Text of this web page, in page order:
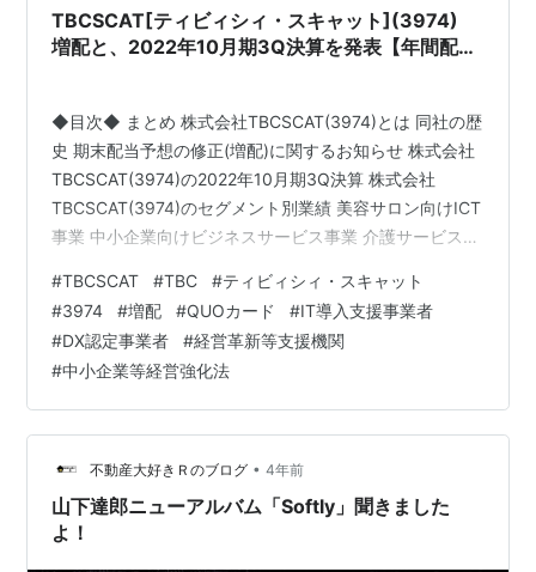
ず。。。厳密には先週から。…
TBCSCAT[ティビィシィ・スキャット](3974)
増配と、2022年10月期3Q決算を発表【年間配当
◆目次◆ まとめ 株式会社TBCSCAT(3974)とは 同社の歴
史 期末配当予想の修正(増配)に関するお知らせ 株式会社
TBCSCAT(3974)の2022年10月期3Q決算 株式会社
TBCSCAT(3974)のセグメント別業績 美容サロン向けICT
事業 中小企業向けビジネスサービス事業 介護サービス事
捗率 【関連記事】 株式会社TBCSCAT(3974)の株主優待
【関連記事】 ブログをご覧頂き、ありがとうございま
す。 株式会社TBCSCAT(3974)をご存じでしょうか？ ち
なみに、「ティビィシィ・スキャット」と発音するそ
う…
#TBCSCAT #TBC #ティビィシィ・スキャット
#3974 #増配 #QUOカード #IT導入支援事業者
#DX認定事業者 #経営革新等支援機関
#中小企業等経営強化法
不動産大好きＲのブログ • 4年前
山下達郎ニューアルバム「Softly」聞きました
よ！